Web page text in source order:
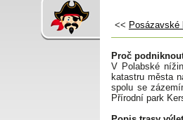
<< Posázavské
Proč
V Polabské
katastru města
spolu se
Přírodní park